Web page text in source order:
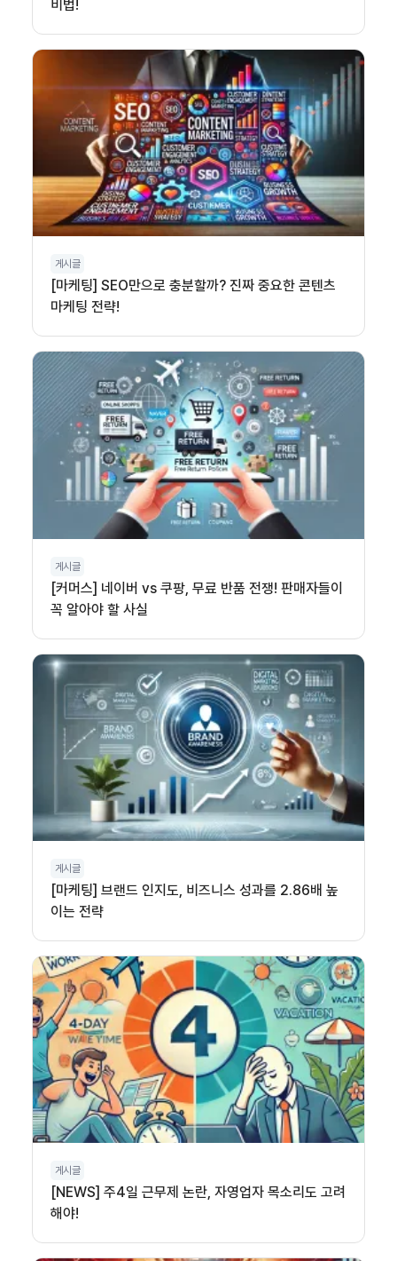
비법!
게시글
[마케팅] SEO만으로 충분할까? 진짜 중요한 콘텐츠
마케팅 전략!
게시글
[커머스] 네이버 vs 쿠팡, 무료 반품 전쟁! 판매자들이
꼭 알아야 할 사실
게시글
[마케팅] 브랜드 인지도, 비즈니스 성과를 2.86배 높
이는 전략
게시글
[NEWS] 주4일 근무제 논란, 자영업자 목소리도 고려
해야!